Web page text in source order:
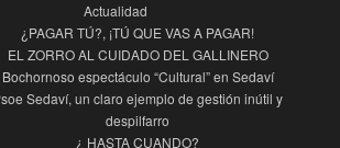
Actualidad
¿PAGAR TÚ?, ¡TÚ QUE VAS A PAGAR!
EL ZORRO AL CUIDADO DEL GALLINERO
Bochornoso espectáculo “Cultural” en Sedaví
Sedaví, un claro ejemplo de gestión inútil y
despilfarro
¿ HASTA CUANDO?